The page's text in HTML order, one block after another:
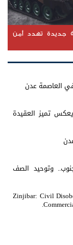
جديدة تهدد أمن
العاصمة عدن
تميز العقيدة
وتوحيد الصف
Zinjibar: Civil